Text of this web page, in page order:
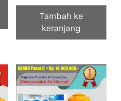
Tambah ke
keranjang